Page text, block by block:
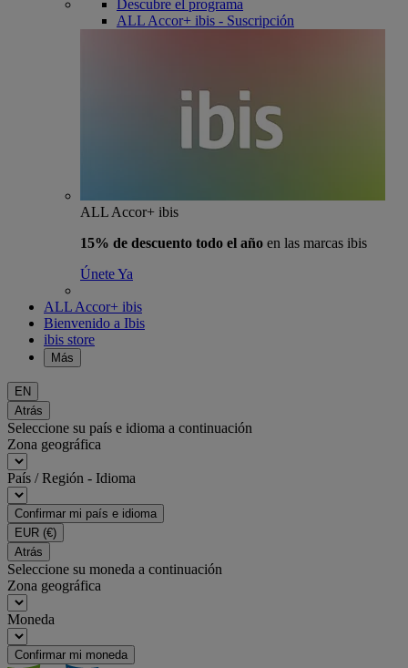
Descubre el programa
ALL Accor+ ibis - Suscripción
ALL Accor+ ibis
15% de descuento todo el año en las marcas ibis
Únete Ya
ALL Accor+ ibis
Bienvenido a Ibis
ibis store
Más
EN
Atrás
Seleccione su país e idioma a continuación
Zona geográfica
País / Región - Idioma
Confirmar mi país e idioma
EUR (€)
Atrás
Seleccione su moneda a continuación
Zona geográfica
Moneda
Confirmar mi moneda